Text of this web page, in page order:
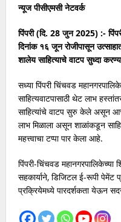
न्यूज पीसीएमसी नेटवर्क
पिंपरी (दि. 28जुन 2025) :-
दिनांक १६ जून रोजीपासून उत्साहात
शालेय साहित्याचे वाटप सुध्दा
सध्या पिंपरी चिंचवड
साहित्यवाटपासाठी थेट लाभ
साहित्यांचे वाटप सुरु केले असून
लाभ मिळाला असून शाळांकडून
महत्त्वाचा टप्पा पार केला आहे.
पिंपरी-चिंचवड महानगरपालिकेच्या
सहकार्याने, डिजिटल ई-रूपी पेमेंट
प्रक्रियेमध्ये पारदर्शकता येऊन